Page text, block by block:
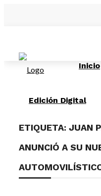
Inicio
Edición Digital
ETIQUETA: JUAN
ANUNCIÓ A SU